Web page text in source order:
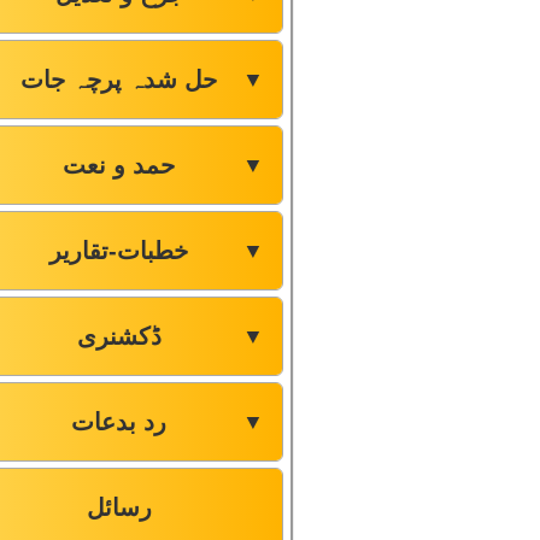
حل شدہ پرچہ جات ▼
حمد و نعت ▼
خطبات-تقاریر ▼
ڈکشنری ▼
رد بدعات ▼
رسائل